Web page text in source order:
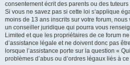
consentement écrit des parents ou des
Si vous ne savez pas si cette loi s’applique
moins de 13 ans inscrits sur votre forum,
un conseiller juridique qui pourra vous
Limited et que les propriétaires de ce forum
d’assistance légale et ne doivent donc pas
lorsque l’assistance porte sur la question «
problèmes d’abus ou d’ordres légaux liés à